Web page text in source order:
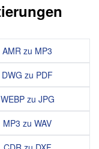
AMR zu MP3
DWG zu PDF
WEBP zu JPG
MP3 zu WAV